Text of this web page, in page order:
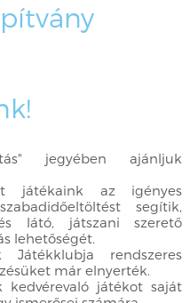
jegyében ajánljuk
játékaink az igényes
segítik,
látó, játszani szerető
lehetőségét.
rendszeres
már elnyerték.
játékot saját